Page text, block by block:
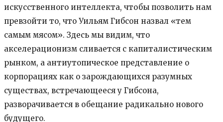
искусственного интеллекта, чтобы позволить нам
превзойти то, что Уильям Гибсон назвал «тем
самым мясом». Здесь мы видим, что
акселерационизм сливается с капиталистическим
рынком, а антиутопическое представление о
корпорациях как о зарождающихся разумных
существах, встречающееся у Гибсона,
разворачивается в обещание радикально нового
будущего.